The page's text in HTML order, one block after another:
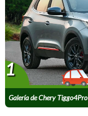
Galería de Chery Tiggo4Pro
1